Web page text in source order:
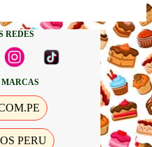
REDES
PERU